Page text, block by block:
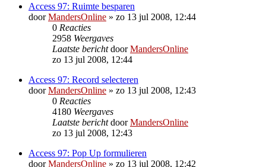
Access 97: Ruimte besparen
doorMandersOnline » zo 13 jul 2008, 12:44
0 Reacties
2958 Weergaves
Laatste berichtdoorMandersOnline
zo 13 jul 2008, 12:44
Access 97: Record selecteren
doorMandersOnline » zo 13 jul 2008, 12:43
0 Reacties
4180 Weergaves
Laatste berichtdoorMandersOnline
zo 13 jul 2008, 12:43
Access 97: Pop Up formulieren
doorMandersOnline » zo 13 jul 2008, 12:42